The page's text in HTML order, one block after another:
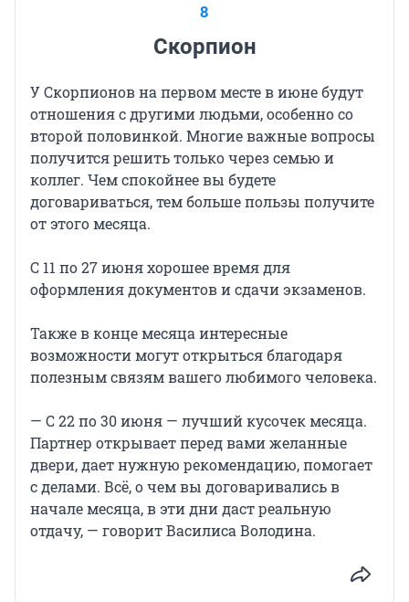
8
Скорпион
У Скорпионов на первом месте в июне будут
отношения с другими людьми, особенно со
второй половинкой. Многие важные вопросы
получится решить только через семью и
коллег. Чем спокойнее вы будете
договариваться, тем больше пользы получите
от этого месяца.
С 11 по 27 июня хорошее время для
оформления документов и сдачи экзаменов.
Также в конце месяца интересные
возможности могут открыться благодаря
полезным связям вашего любимого человека.
— С 22 по 30 июня — лучший кусочек месяца.
Партнер открывает перед вами желанные
двери, дает нужную рекомендацию, помогает
с делами. Всё, о чем вы договаривались в
начале месяца, в эти дни даст реальную
отдачу, — говорит Василиса Володина.